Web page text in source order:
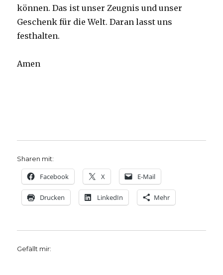
können. Das ist unser Zeugnis und unser
Geschenk für die Welt. Daran lasst uns
festhalten.
Amen
Sharen mit:
Facebook X E-Mail
Drucken LinkedIn Mehr
Gefällt mir: